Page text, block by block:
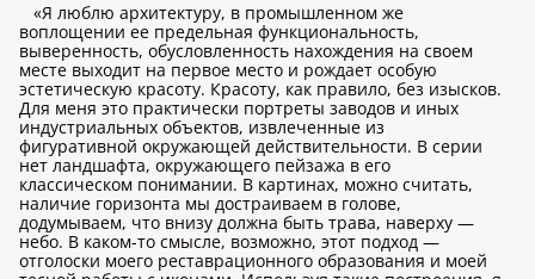
«Я люблю архитектуру, в промышленном же
воплощении ее предельная функциональность,
выверенность, обусловленность нахождения на своем
месте выходит на первое место и рождает особую
эстетическую красоту. Красоту, как правило, без изысков.
Для меня это практически портреты заводов и иных
индустриальных объектов, извлеченные из
фигуративной окружающей действительности. В серии
нет ландшафта, окружающего пейзажа в его
классическом понимании. В картинах, можно считать,
наличие горизонта мы достраиваем в голове,
додумываем, что внизу должна быть трава, наверху —
небо. В каком-то смысле, возможно, этот подход —
отголоски моего реставрационного образования и моей